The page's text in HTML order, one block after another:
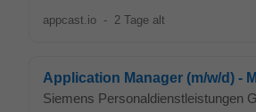
appcast.io - 2 Tage alt
Application Manager (m/w/d) -
Siemens Personaldienstleistungen